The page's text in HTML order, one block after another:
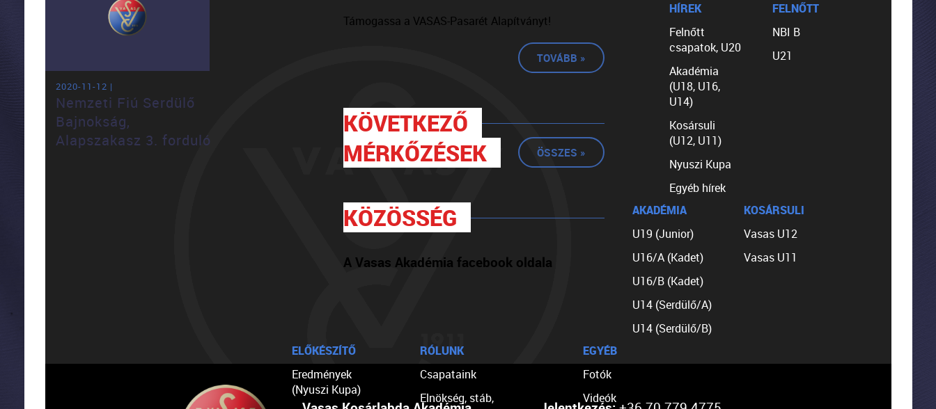
2020-11-12 |
Nemzeti Fiú Serdülő
Bajnokság,
Alapszakasz 3. forduló
Támogassa a VASAS-Pasarét Alapítványt!
TOVÁBB »
KÖVETKEZŐ
MÉRKŐZÉSEK
ÖSSZES »
KÖZÖSSÉG
A Vasas Akadémia facebook oldala
HÍREK
Felnőtt
csapatok, U20
Akadémia
(U18, U16,
U14)
Kosársuli
(U12, U11)
Nyuszi Kupa
Egyéb hírek
FELNŐTT
NBI B
U21
AKADÉMIA
U19 (Junior)
U16/A (Kadet)
U16/B (Kadet)
U14 (Serdülő/A)
U14 (Serdülő/B)
KOSÁRSULI
Vasas U12
Vasas U11
ELŐKÉSZÍTŐ
Eredmények
(Nyuszi Kupa)
RÓLUNK
Csapataink
Elnökség, stáb,
EGYÉB
Fotók
Videók